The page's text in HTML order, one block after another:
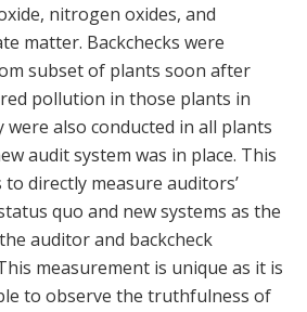
nitrogen oxides, and
matter. Backchecks were
subset of plants soon after
pollution in those plants in
were also conducted in all plants
audit system was in place. This
directly measure auditors’
quo and new systems as the
auditor and backcheck
measurement is unique as it is
to observe the truthfulness of